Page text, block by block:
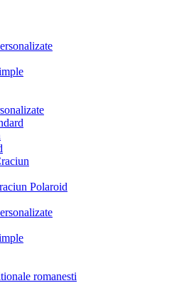
Polaroid
romanesti